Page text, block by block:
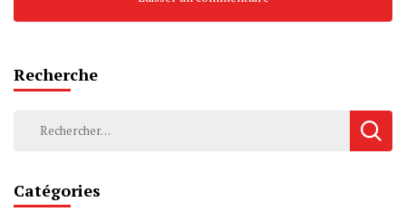
Recherche
Rechercher :
Catégories